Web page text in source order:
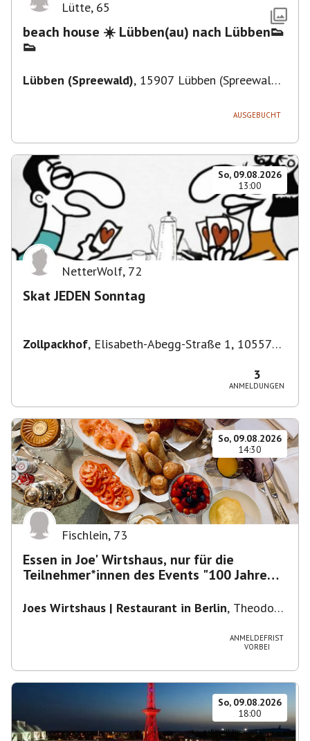
Lütte, 65
beach house ☀️ Lübben(au) nach Lübben👟
👟
Lübben (Spreewald), 15907 Lübben (Spreewald),
AUSGEBUCHT
So, 09.08.2026
13:00
NetterWolf, 72
Skat JEDEN Sonntag
Zollpackhof, Elisabeth-Abegg-Straße 1, 10557
3
ANMELDUNGEN
So, 09.08.2026
14:30
Fischlein, 73
Essen in Joe' Wirtshaus, nur für die
Teilnehmer*innen des Events "100 Jahre
Joes Wirtshaus | Restaurant in Berlin, Theodor-
ANMELDEFRIST
VORBEI
So, 09.08.2026
18:00